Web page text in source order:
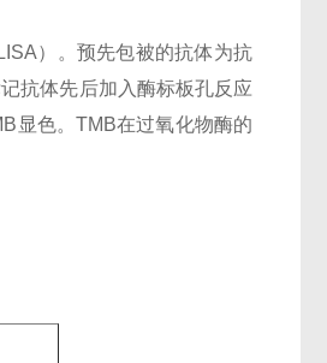
）。预先包被的抗体为抗
抗体先后加入酶标板孔反应
显色。TMB在过氧化物酶的